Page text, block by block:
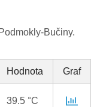
Bučiny.
Hodnota Graf
39.5 °C